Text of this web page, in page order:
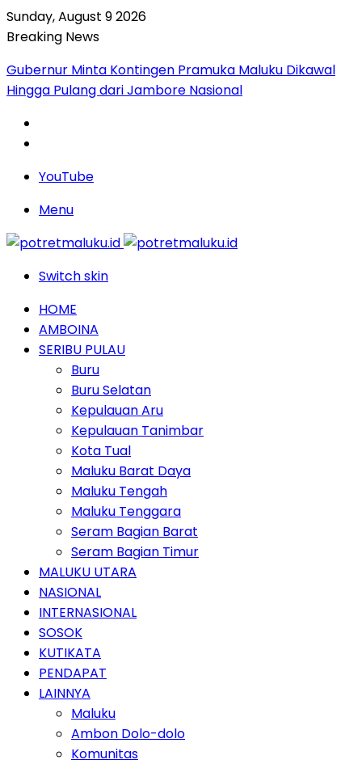
Sunday, August 9 2026
Breaking News
Gubernur Minta Kontingen Pramuka Maluku Dikawal
Hingga Pulang dari Jambore Nasional
YouTube
Menu
Switch skin
HOME
AMBOINA
SERIBU PULAU
Buru
Buru Selatan
Kepulauan Aru
Kepulauan Tanimbar
Kota Tual
Maluku Barat Daya
Maluku Tengah
Maluku Tenggara
Seram Bagian Barat
Seram Bagian Timur
MALUKU UTARA
NASIONAL
INTERNASIONAL
SOSOK
KUTIKATA
PENDAPAT
LAINNYA
Maluku
Ambon Dolo-dolo
Komunitas